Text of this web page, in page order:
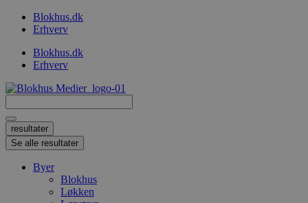
VidereBlokhus.dk
Erhverv
Blokhus.dk
Erhverv
...
resultater
Se alle resultater
Byer
Blokhus
Løkken